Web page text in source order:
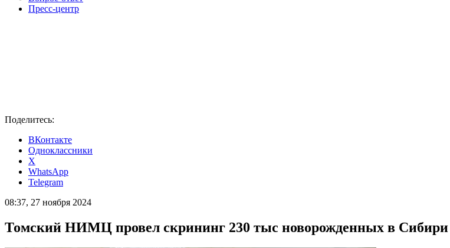
Пресс-центр
Поделитесь:
ВКонтакте
Одноклассники
X
WhatsApp
Telegram
08:37, 27 ноября 2024
Томский НИМЦ провел скрининг 230 тыс новорожденных в Сибири